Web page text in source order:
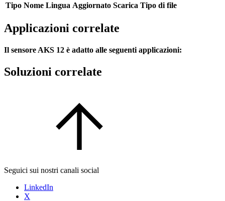
Tipo Nome Lingua Aggiornato Scarica Tipo di file
Applicazioni correlate
Il sensore AKS 12 è adatto alle seguenti applicazioni:
Soluzioni correlate
Seguici sui nostri canali social
LinkedIn
X